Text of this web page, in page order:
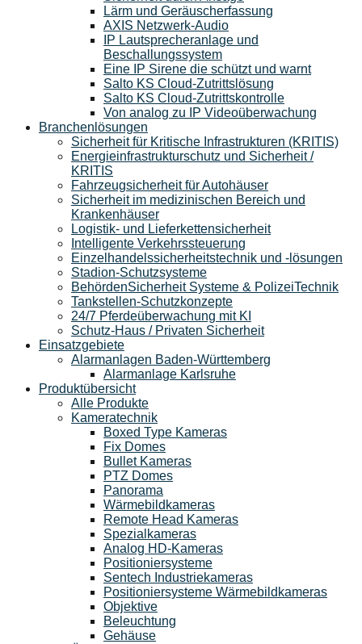
Lärm und Geräuscherfassung
AXIS Netzwerk-Audio
IP Lautsprecheranlage und
Beschallungssystem
Eine IP Sirene die schützt und warnt
Salto KS Cloud-Zutrittslösung
Salto KS Cloud-Zutrittskontrolle
Von analog zu IP Videoüberwachung
Branchenlösungen
Sicherheit für Kritische Infrastrukturen (KRITIS)
Energieinfrastrukturschutz und Sicherheit /
KRITIS
Fahrzeugsicherheit für Autohäuser
Sicherheit im medizinischen Bereich und
Krankenhäuser
Logistik- und Lieferkettensicherheit
Intelligente Verkehrssteuerung
Einzelhandelssicherheitstechnik und -lösungen
Stadion-Schutzsysteme
BehördenSicherheit Systeme & PolizeiTechnik
Tankstellen-Schutzkonzepte​
24/7 Pferdeüberwachung mit KI
Schutz-Haus / Privaten Sicherheit
Einsatzgebiete
Alarmanlagen Baden-Württemberg
Alarmanlage Karlsruhe
Produktübersicht
Alle Produkte
Kameratechnik
Boxed Type Kameras
Fix Domes
Bullet Kameras
PTZ Domes
Panorama
Wärmebildkameras
Remote Head Kameras
Spezialkameras
Analog HD-Kameras
Positioniersysteme
Sentech Industriekameras
Positioniersysteme Wärmebildkameras
Objektive
Beleuchtung
Gehäuse